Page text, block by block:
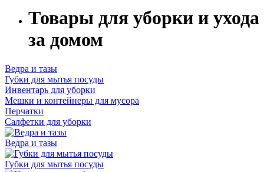
Товары для уборки и ухода
за домом
Ведра и тазы
Губки для мытья посуды
Инвентарь для уборки
Мешки и контейнеры для мусора
Перчатки
Салфетки для уборки
Ведра и тазы
Губки для мытья посуды